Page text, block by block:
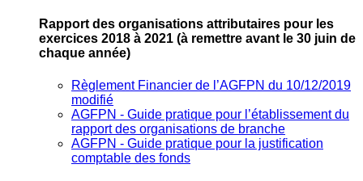
Rapport des organisations attributaires pour les
exercices 2018 à 2021 (à remettre avant le 30 juin de
chaque année)
Règlement Financier de l’AGFPN du 10/12/2019
modifié
AGFPN ‐ Guide pratique pour l’établissement du
rapport des organisations de branche
AGFPN ‐ Guide pratique pour la justification
comptable des fonds